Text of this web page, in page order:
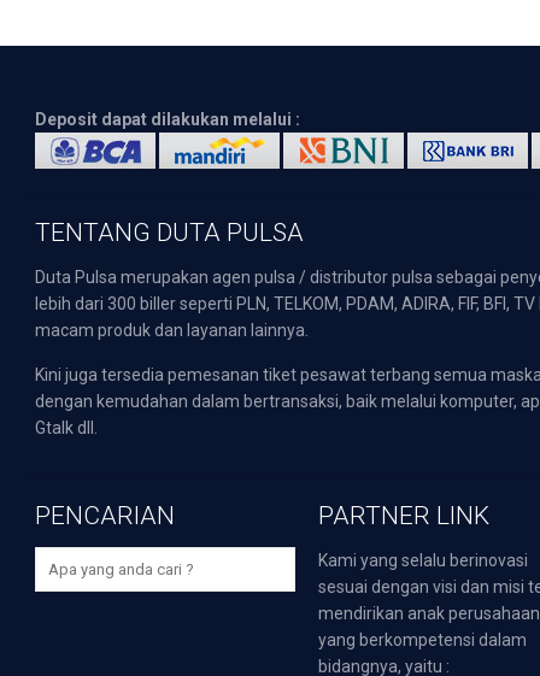
Deposit dapat dilakukan melalui :
TENTANG DUTA PULSA
Duta Pulsa merupakan agen pulsa / distributor pulsa sebagai
lebih dari 300 biller seperti PLN, TELKOM, PDAM, ADIRA, FIF,
macam produk dan layanan lainnya.
Kini juga tersedia pemesanan tiket pesawat terbang semua
dengan kemudahan dalam bertransaksi, baik melalui komputer,
Gtalk dll.
PENCARIAN PARTNER LINK
Kami yang selalu berinovasi
sesuai dengan visi dan misi
mendirikan anak perusahaan
yang berkompetensi dalam
bidangnya, yaitu :